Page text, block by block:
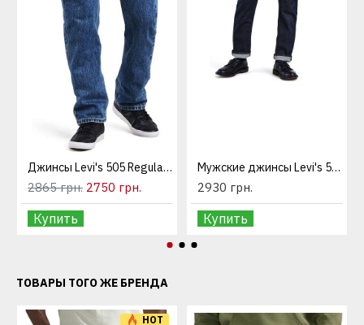
Джинсы Levi's 505 Regular Fit Medium Stonewash
2865 грн. 2750 грн.
Купить
Мужские джинсы Levi's 501 Original Fit The Rose
2930 грн.
Купить
ТОВАРЫ ТОГО ЖЕ БРЕНДА
HOT